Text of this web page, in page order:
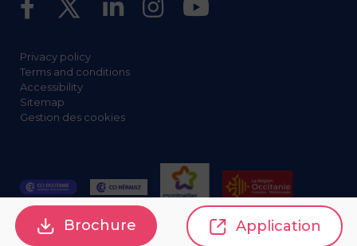
Privacy policy
Terms and conditions
Accessibility
Sitemap
Gestion des cookies
Brochure Application